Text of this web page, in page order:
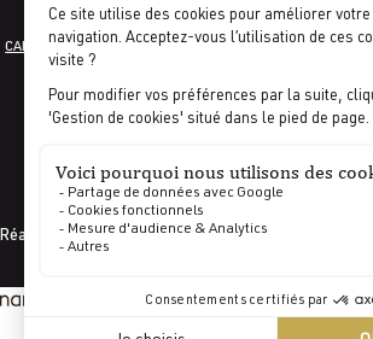
CARRIÈRE MENTIONS LÉGALES
Réalisé par